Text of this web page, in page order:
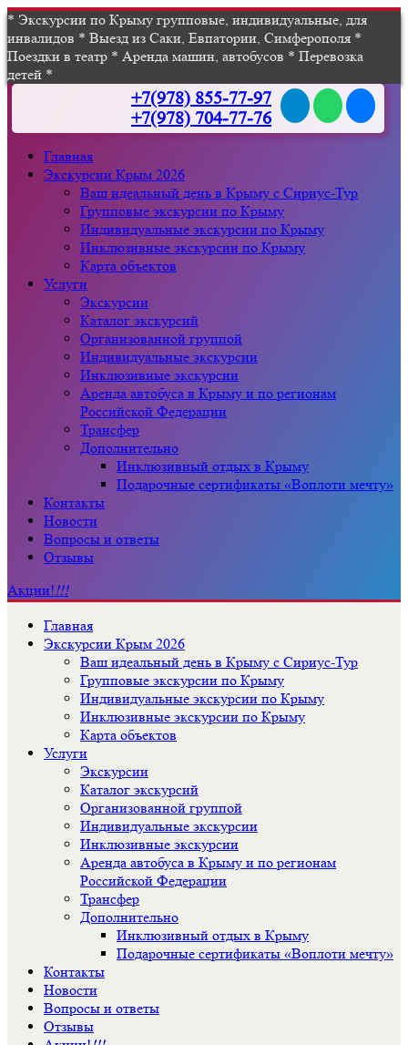
* Экскурсии по Крыму групповые, индивидуальные, для
инвалидов * Выезд из Саки, Евпатории, Симферополя *
Поездки в театр * Аренда машин, автобусов * Перевозка
детей *
+7(978) 855-77-97
+7(978) 704-77-76
Главная
Экскурсии Крым 2026
Ваш идеальный день в Крыму с Сириус-Тур
Групповые экскурсии по Крыму
Индивидуальные экскурсии по Крыму
Инклюзивные экскурсии по Крыму
Карта объектов
Услуги
Экскурсии
Каталог экскурсий
Организованной группой
Индивидуальные экскурсии
Инклюзивные экскурсии
Аренда автобуса в Крыму и по регионам
Российской Федерации
Трансфер
Дополнительно
Инклюзивный отдых в Крыму
Подарочные сертификаты «Воплоти мечту»
Контакты
Новости
Вопросы и ответы
Отзывы
Акции!!!!
Главная
Экскурсии Крым 2026
Ваш идеальный день в Крыму с Сириус-Тур
Групповые экскурсии по Крыму
Индивидуальные экскурсии по Крыму
Инклюзивные экскурсии по Крыму
Карта объектов
Услуги
Экскурсии
Каталог экскурсий
Организованной группой
Индивидуальные экскурсии
Инклюзивные экскурсии
Аренда автобуса в Крыму и по регионам
Российской Федерации
Трансфер
Дополнительно
Инклюзивный отдых в Крыму
Подарочные сертификаты «Воплоти мечту»
Контакты
Новости
Вопросы и ответы
Отзывы